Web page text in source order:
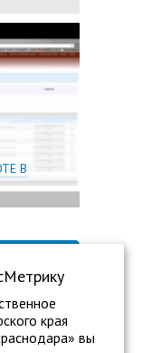
В
края
вы